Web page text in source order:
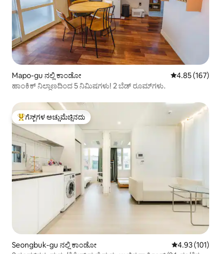
Mapo-gu ನಲ್ಲಿ ಕಾಂಡೋ 5 ರಲ್ಲಿ 4.85
4.85 (167)
ಹಾಂಕಿಕ್ ನಿಲ್ದಾಣದಿಂದ 5 ನಿಮಿಷಗಳು! 2 ಬೆಡ್ ರೂಮ್‌ಗಳು.
ಗೆಸ್ಟ್‌ಗಳಿಗೆ ಅತಿ ಹೆಚ್ಚು ಅಚ್ಚುಮೆಚ್ಚಿನದು
ಗೆಸ್ಟ್‌ಗಳ ಅಚ್ಚುಮೆಚ್ಚಿನದು
Seongbuk-gu ನಲ್ಲಿ ಕಾಂಡೋ 5 ರಲ್ಲಿ 4.93
4.93 (101)